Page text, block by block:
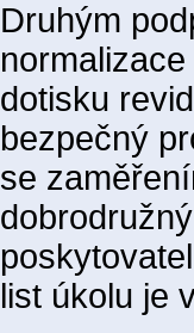
Druhým
dotisku
bezpečný
se
list úkolu je